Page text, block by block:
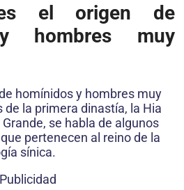
el origen de
hombres muy
homínidos y hombres muy
la primera dinastía, la Hia
se habla de algunos
pertenecen al reino de la
sínica.
Publicidad